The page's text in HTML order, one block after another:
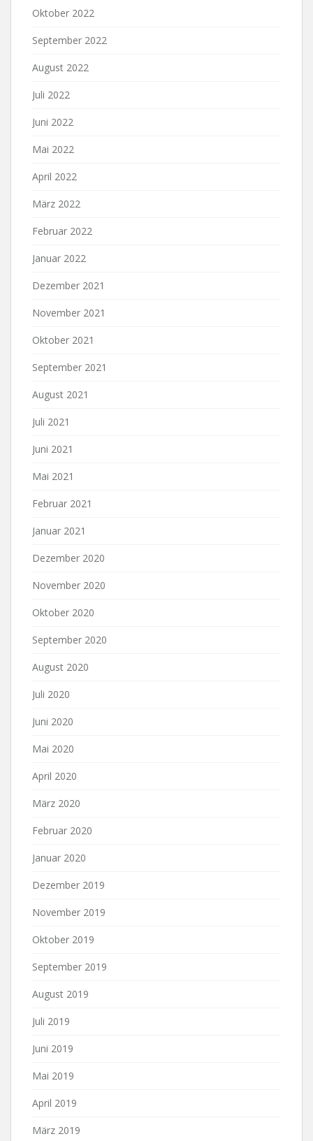
Oktober 2022
September 2022
August 2022
Juli 2022
Juni 2022
Mai 2022
April 2022
März 2022
Februar 2022
Januar 2022
Dezember 2021
November 2021
Oktober 2021
September 2021
August 2021
Juli 2021
Juni 2021
Mai 2021
Februar 2021
Januar 2021
Dezember 2020
November 2020
Oktober 2020
September 2020
August 2020
Juli 2020
Juni 2020
Mai 2020
April 2020
März 2020
Februar 2020
Januar 2020
Dezember 2019
November 2019
Oktober 2019
September 2019
August 2019
Juli 2019
Juni 2019
Mai 2019
April 2019
März 2019